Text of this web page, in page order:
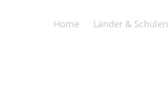
Home Länder & Schulen